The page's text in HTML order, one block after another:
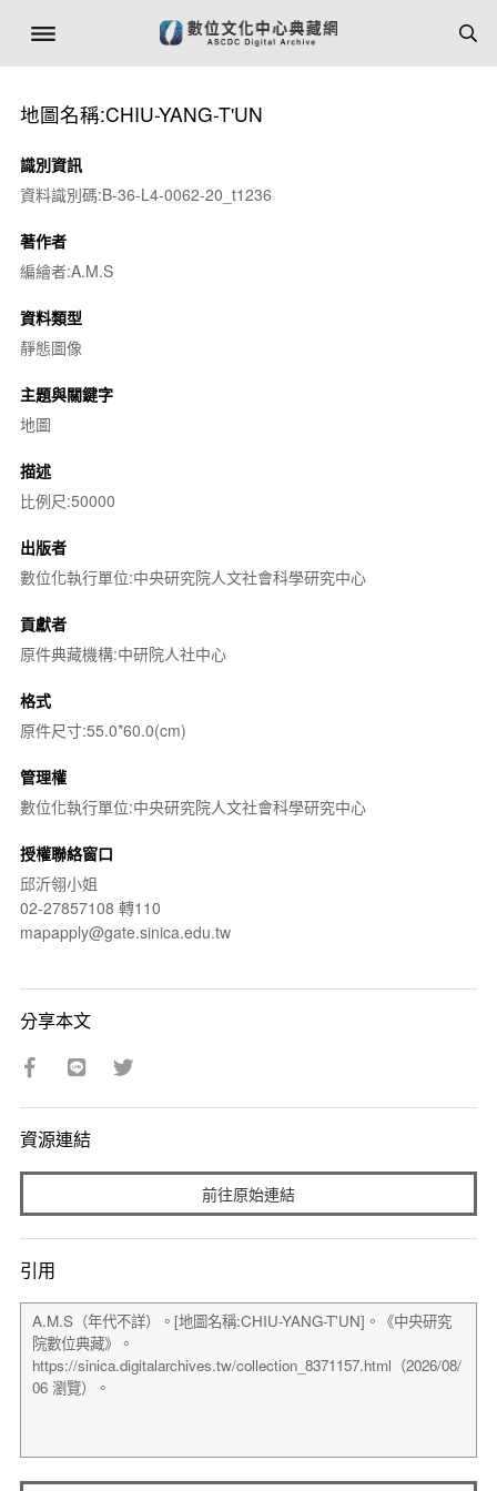
地圖名稱:CHIU-YANG-T'UN
識別資訊
資料識別碼:B-36-L4-0062-20_t1236
著作者
編繪者:A.M.S
資料類型
靜態圖像
主題與關鍵字
地圖
描述
比例尺:50000
出版者
數位化執行單位:中央研究院人文社會科學研究中心
貢獻者
原件典藏機構:中研院人社中心
格式
原件尺寸:55.0*60.0(cm)
管理權
數位化執行單位:中央研究院人文社會科學研究中心
授權聯絡窗口
邱沂翎小姐
02-27857108 轉110
mapapply@gate.sinica.edu.tw
分享本文
資源連結
前往原始連結
引用